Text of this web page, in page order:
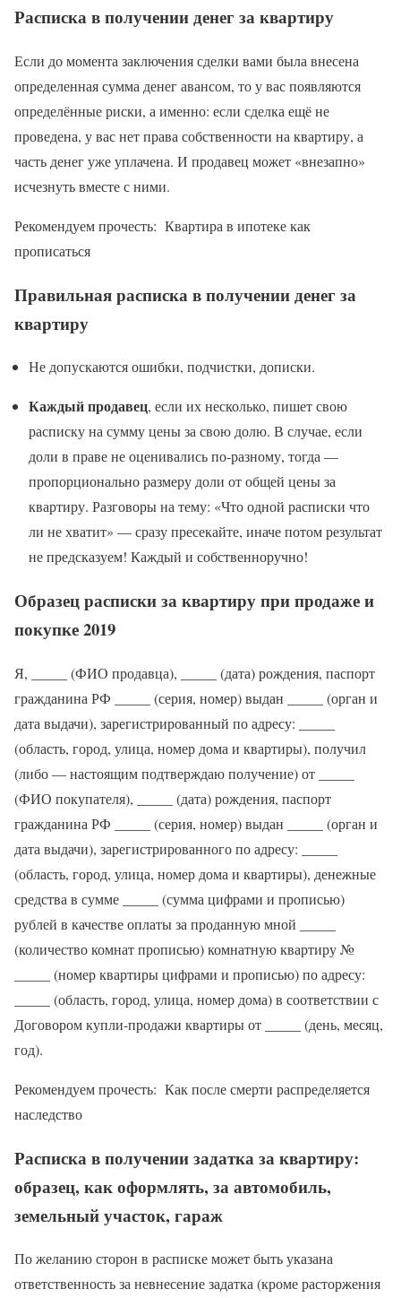
Расписка в получении денег за квартиру
Если до момента заключения сделки вами была внесена
определенная сумма денег авансом, то у вас появляются
определённые риски, а именно: если сделка ещё не
проведена, у вас нет права собственности на квартиру, а
часть денег уже уплачена. И продавец может «внезапно»
исчезнуть вместе с ними.
Рекомендуем прочесть: Квартира в ипотеке как
прописаться
Правильная расписка в получении денег за
квартиру
Не допускаются ошибки, подчистки, дописки.
Каждый продавец, если их несколько, пишет свою
расписку на сумму цены за свою долю. В случае, если
доли в праве не оценивались по-разному, тогда —
пропорционально размеру доли от общей цены за
квартиру. Разговоры на тему: «Что одной расписки что
ли не хватит» — сразу пресекайте, иначе потом результат
не предсказуем! Каждый и собственноручно!
Образец расписки за квартиру при продаже и
покупке 2019
Я, _____ (ФИО продавца), _____ (дата) рождения, паспорт
гражданина РФ _____ (серия, номер) выдан _____ (орган и
дата выдачи), зарегистрированный по адресу: _____
(область, город, улица, номер дома и квартиры), получил
(либо — настоящим подтверждаю получение) от _____
(ФИО покупателя), _____ (дата) рождения, паспорт
гражданина РФ _____ (серия, номер) выдан _____ (орган и
дата выдачи), зарегистрированного по адресу: _____
(область, город, улица, номер дома и квартиры), денежные
средства в сумме _____ (сумма цифрами и прописью)
рублей в качестве оплаты за проданную мной _____
(количество комнат прописью) комнатную квартиру №
_____ (номер квартиры цифрами и прописью) по адресу:
_____ (область, город, улица, номер дома) в соответствии с
Договором купли-продажи квартиры от _____ (день, месяц,
год).
Рекомендуем прочесть: Как после смерти распределяется
наследство
Расписка в получении задатка за квартиру:
образец, как оформлять, за автомобиль,
земельный участок, гараж
По желанию сторон в расписке может быть указана
ответственность за невнесение задатка (кроме расторжения